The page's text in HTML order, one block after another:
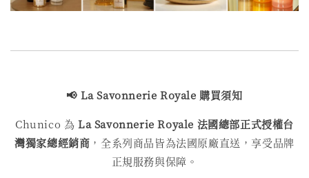
📢 La Savonnerie Royale 購買須知
Chunico 為 La Savonnerie Royale 法國總部正式授權台
灣獨家總經銷商 ，全系列商品皆為法國原廠直送，享受品牌
正規服務與保障。